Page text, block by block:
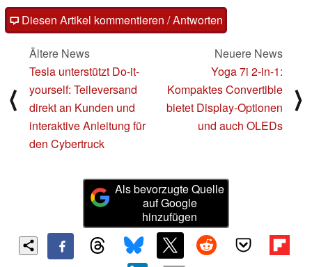
Diesen Artikel kommentieren / Antworten
⟨
Ältere News
Tesla unterstützt Do-it-
yourself: Teileversand
direkt an Kunden und
interaktive Anleitung für
den Cybertruck
Neuere News
Yoga 7i 2-in-1:
Kompaktes Convertible
bietet Display-Optionen
und auch OLEDs
⟩
Als bevorzugte Quelle
auf Google
hinzufügen